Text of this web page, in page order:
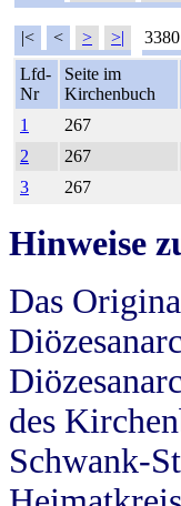
|< < > >|
Lfd-
Nr
Seite im
Kirchenbuch
1
267
2
267
3
267
Hinweise
Das
des
Schwank-